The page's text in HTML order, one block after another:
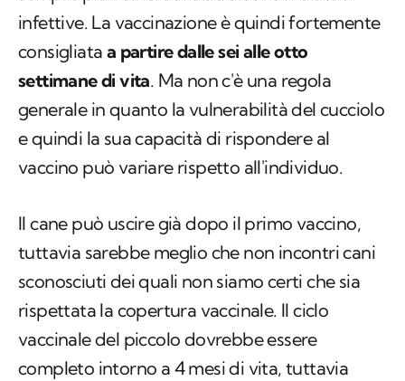
infettive. La vaccinazione è quindi fortemente
consigliata a partire dalle sei alle otto
settimane di vita. Ma non c'è una regola
generale in quanto la vulnerabilità del cucciolo
e quindi la sua capacità di rispondere al
vaccino può variare rispetto all'individuo.
Il cane può uscire già dopo il primo vaccino,
tuttavia sarebbe meglio che non incontri cani
sconosciuti dei quali non siamo certi che sia
rispettata la copertura vaccinale. Il ciclo
vaccinale del piccolo dovrebbe essere
completo intorno a 4 mesi di vita, tuttavia